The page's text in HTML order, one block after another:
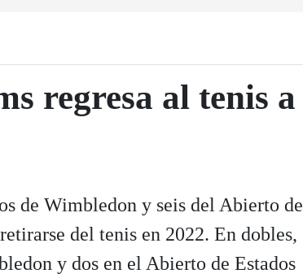
regresa al tenis a
de Wimbledon y seis del Abierto de
del tenis en 2022. En dobles,
y dos en el Abierto de Estados